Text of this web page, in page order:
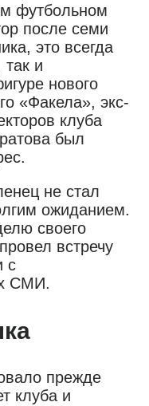
футбольном
после семи
это всегда
так и
нового
«Факела», экс-
клуба
был
не стал
ожиданием.
своего
встречу
с
СМИ.
прежде
клуба и